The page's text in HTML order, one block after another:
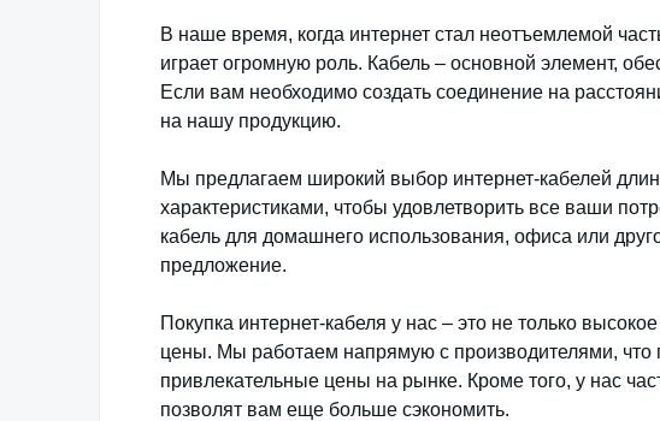
В наше время, когда интернет стал неотъемлемой
играет огромную роль. Кабель – основной элемент,
Если вам необходимо создать соединение на
на нашу продукцию.
Мы предлагаем широкий выбор интернет-кабелей
характеристиками, чтобы удовлетворить все ваши
кабель для домашнего использования, офиса или
предложение.
Покупка интернет-кабеля у нас – это не только
цены. Мы работаем напрямую с производителями, что
привлекательные цены на рынке. Кроме того, у нас
позволят вам еще больше сэкономить.